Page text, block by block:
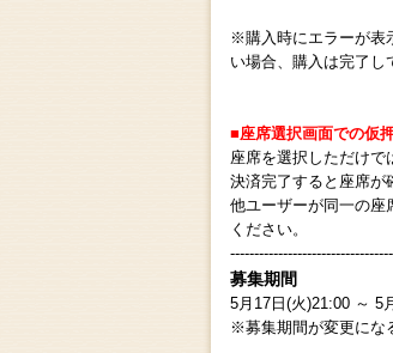
※購入時にエラーが表
い場合、購入は完了し
■座席選択画面での仮
座席を選択しただけで
決済完了すると座席が
他ユーザーが同一の座
ください。
募集期間
5月17日(火)21:00 ～ 5
※募集期間が変更にな